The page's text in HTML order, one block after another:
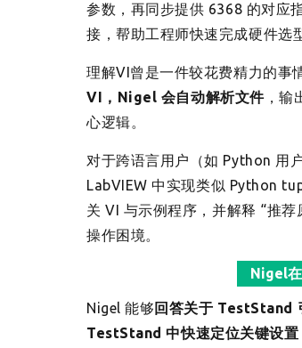
参数，再同步提供 6368 的对应
接，帮助工程师快速完成硬件选
理解VI曾是一件较花费精力的事
VI，Nigel 会自动解析文件，输
心逻辑。
对于跨语言用户（如 Python 用
LabVIEW 中实现类似 Python
关 VI 与示例程序，并解释 “推
操作困境。
Nigel
Nigel 能够 回答关于 TestStand
TestStand 中快速定位关键设置